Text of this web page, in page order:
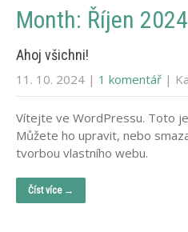
Month: Říjen 2024
Ahoj všichni!
11. 10. 2024 | 1 komentář |
Vítejte ve WordPressu. Toto
Můžete ho upravit, nebo
tvorbou vlastního webu.
Číst více →